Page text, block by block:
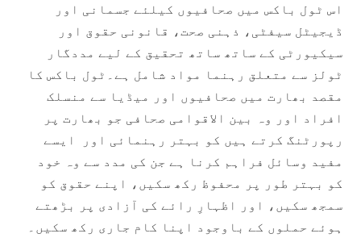
اس ٹول باکس میں صحافیوں کیلئے جسمانی اور
ڈیجیٹل سیفٹی، ذہنی صحت، قانونی حقوق اور
سیکیورٹی کے ساتھ ساتھ تحقیق کے لیے مددگار
ٹولز سے متعلق رہنما مواد شامل ہے۔ٹول باکس کا
مقصد بھارت میں صحافیوں اور میڈیا سے منسلک
افراد اور وہ بین الاقوامی صحافی جو بھارت پر
رپورٹنگ کرتے ہیں کو بہتر رہنمائی اور ایسے
مفید وسائل فراہم کرنا ہے جن کی مدد سے وہ خود
کو بہتر طور پر محفوظ رکھ سکیں، اپنے حقوق کو
سمجھ سکیں، اور اظہارِ رائے کی آزادی پر بڑھتے
ہوئے حملوں کے باوجود اپنا کام جاری رکھ سکیں۔